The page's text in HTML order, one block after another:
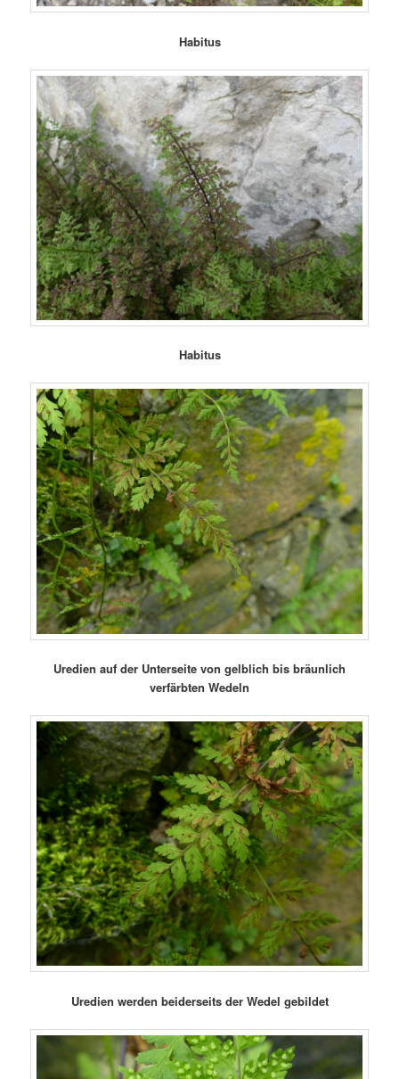
Habitus
Habitus
Uredien auf der Unterseite von gelblich bis bräunlich
verfärbten Wedeln
Uredien werden beiderseits der Wedel gebildet